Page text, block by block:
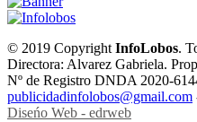
© 2019 CopyrightInfoLobos.
Directora: Alvarez Gabriela.
Nº de Registro DNDA 2020-
publicidadinfolobos@gmail.com
Diseńo Web - edrweb